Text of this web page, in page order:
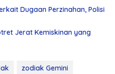
Dugaan Perzinahan, Polisi
Jerat Kemiskinan yang
zodiak Gemini